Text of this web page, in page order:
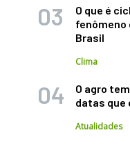
O que é
fenômeno
Brasil
Clima
O agro
datas que
Atualidades